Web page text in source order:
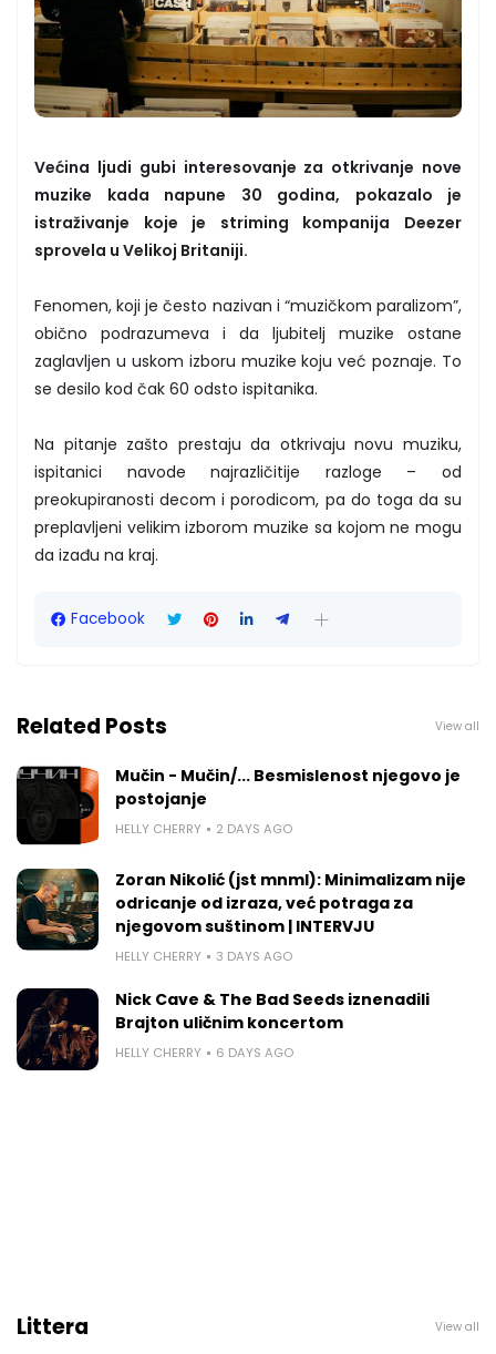
Većina ljudi gubi interesovanje za otkrivanje nove
muzike kada napune 30 godina, pokazalo je
istraživanje koje je striming kompanija Deezer
sprovela u Velikoj Britaniji.
Fenomen, koji je često nazivan i “muzičkom paralizom”,
obično podrazumeva i da ljubitelj muzike ostane
zaglavljen u uskom izboru muzike koju već poznaje. To
se desilo kod čak 60 odsto ispitanika.
Na pitanje zašto prestaju da otkrivaju novu muziku,
ispitanici navode najrazličitije razloge – od
preokupiranosti decom i porodicom, pa do toga da su
preplavljeni velikim izborom muzike sa kojom ne mogu
da izađu na kraj.
Facebook
Related Posts View all
Mučin - Mučin/... Besmislenost njegovo je
postojanje
HELLY CHERRY 2 DAYS AGO
Zoran Nikolić (jst mnml): Minimalizam nije
odricanje od izraza, već potraga za
njegovom suštinom | INTERVJU
HELLY CHERRY 3 DAYS AGO
Nick Cave & The Bad Seeds iznenadili
Brajton uličnim koncertom
HELLY CHERRY 6 DAYS AGO
Littera View all